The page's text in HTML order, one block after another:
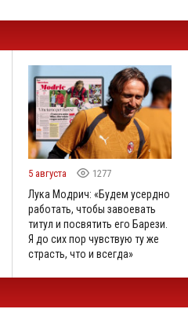
5 августа 1277
Лука Модрич: «Будем усердно
работать, чтобы завоевать
титул и посвятить его Барези.
Я до сих пор чувствую ту же
страсть, что и всегда»